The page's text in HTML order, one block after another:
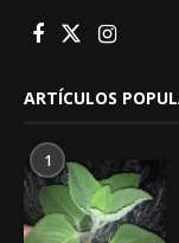
ARTÍCULOS
1